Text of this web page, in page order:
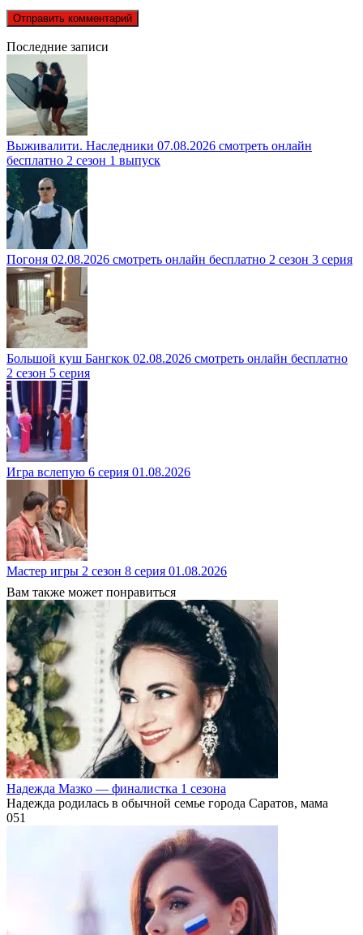
Последние записи
Выживалити. Наследники 07.08.2026 смотреть онлайн
бесплатно 2 сезон 1 выпуск
Погоня 02.08.2026 смотреть онлайн бесплатно 2 сезон 3 серия
Большой куш Бангкок 02.08.2026 смотреть онлайн бесплатно
2 сезон 5 серия
Игра вслепую 6 серия 01.08.2026
Мастер игры 2 сезон 8 серия 01.08.2026
Вам также может понравиться
Надежда Мазко — финалистка 1 сезона
Надежда родилась в обычной семье города Саратов, мама
051